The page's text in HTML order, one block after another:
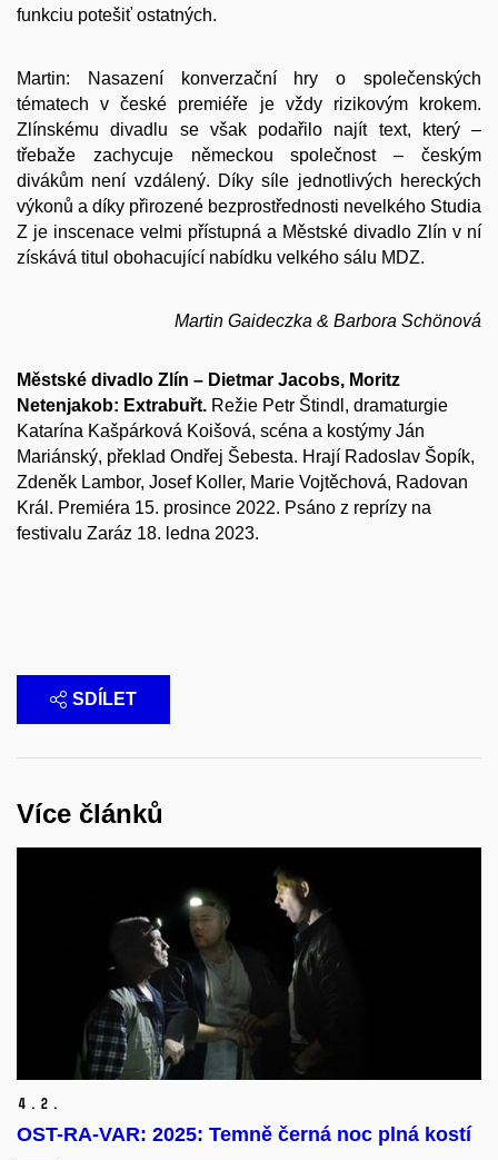
funkciu potešiť ostatných.
Martin: Nasazení konverzační hry o společenských
tématech v české premiéře je vždy rizikovým krokem.
Zlínskému divadlu se však podařilo najít text, který –
třebaže zachycuje německou společnost – českým
divákům není vzdálený. Díky síle jednotlivých hereckých
výkonů a díky přirozené bezprostřednosti nevelkého Studia
Z je inscenace velmi přístupná a Městské divadlo Zlín v ní
získává titul obohacující nabídku velkého sálu MDZ.
Martin Gaideczka & Barbora Schönová
Městské divadlo Zlín – Dietmar Jacobs, Moritz
Netenjakob: Extrabuřt. Režie Petr Štindl, dramaturgie
Katarína Kašpárková Koišová, scéna a kostýmy Ján
Mariánský, překlad Ondřej Šebesta. Hrají Radoslav Šopík,
Zdeněk Lambor, Josef Koller, Marie Vojtěchová, Radovan
Král. Premiéra 15. prosince 2022. Psáno z reprízy na
festivalu Zaráz 18. ledna 2023.
SDÍLET
Více článků
4. 2.
OST-RA-VAR: 2025: Temně černá noc plná kostí